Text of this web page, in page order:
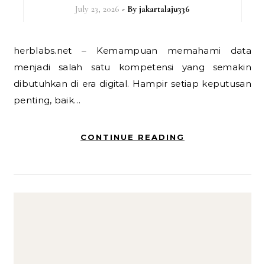
July 23, 2026 - By jakartalaju336
herblabs.net – Kemampuan memahami data
menjadi salah satu kompetensi yang semakin
dibutuhkan di era digital. Hampir setiap keputusan
penting, baik…
CONTINUE READING